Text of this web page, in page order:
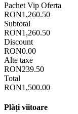
Pachet Vip Oferta
RON1,260.50
Subtotal
RON1,260.50
Discount
RON0.00
Alte taxe
RON239.50
Total
RON1,500.00
Plăți viitoare